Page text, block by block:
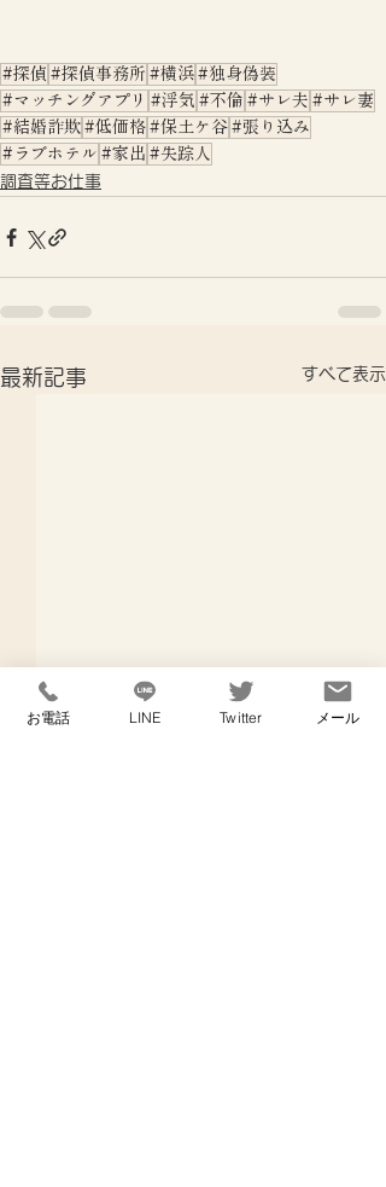
#探偵 #探偵事務所 #横浜 #独身偽装
#マッチングアプリ #浮気 #不倫 #サレ夫 #サレ妻
#結婚詐欺 #低価格 #保土ケ谷 #張り込み
#ラブホテル #家出 #失踪人
調査等お仕事
最新記事 すべて表示
お電話 LINE Twitter メール